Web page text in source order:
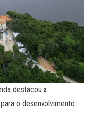
destacou a
o desenvolvimento